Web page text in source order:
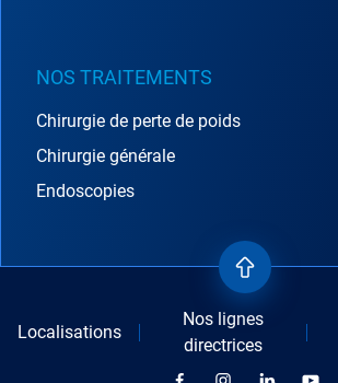
NOS TRAITEMENTS
Chirurgie de perte de poids
Chirurgie générale
Endoscopies
Localisations
Nos lignes
directrices